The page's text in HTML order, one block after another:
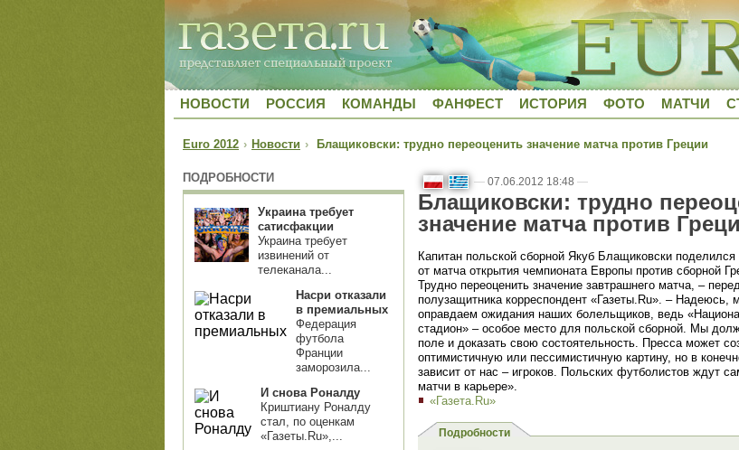
НОВОСТИ РОССИЯ КОМАНДЫ ФАНФЕСТ ИСТОРИЯ ФОТО МАТЧИ
Euro 2012 › Новости › Блащиковски: трудно переоценить значение матча против Греции
ПОДРОБНОСТИ
Украина требует
сатисфакции
Украина требует
извинений от
телеканала...
Насри отказали
в премиальных
Федерация
футбола
Франции
заморозила...
И снова Роналду
Криштиану Роналду
стал, по оценкам
«Газеты.Ru»,...
— 07.06.2012 18:48 —
Блащиковски: трудно
значение матча против
Капитан польской сборной Якуб Блащиковски
от матча открытия чемпионата Европы против сборной
Трудно переоценить значение завтрашнего матча, –
полузащитника корреспондент «Газеты.Ru». – Надеюсь,
оправдаем ожидания наших болельщиков, ведь
стадион» – особое место для польской сборной. Мы
поле и доказать свою состоятельность. Пресса может
оптимистичную или пессимистичную картину, но в
зависит от нас – игроков. Польских футболистов ждут
матчи в карьере».
«Газета.Ru»
Подробности